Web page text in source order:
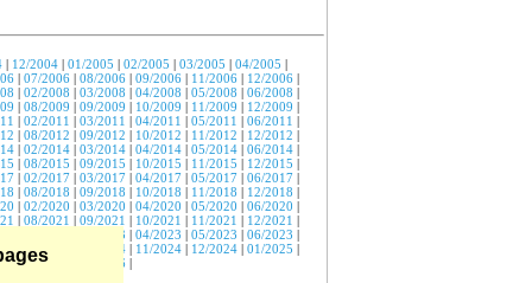
| 12/2004 | 01/2005 | 02/2005 | 03/2005 | 04/2005 |
| 07/2006 | 08/2006 | 09/2006 | 11/2006 | 12/2006 |
| 02/2008 | 03/2008 | 04/2008 | 05/2008 | 06/2008 |
| 08/2009 | 09/2009 | 10/2009 | 11/2009 | 12/2009 |
| 02/2011 | 03/2011 | 04/2011 | 05/2011 | 06/2011 |
| 08/2012 | 09/2012 | 10/2012 | 11/2012 | 12/2012 |
| 02/2014 | 03/2014 | 04/2014 | 05/2014 | 06/2014 |
| 08/2015 | 09/2015 | 10/2015 | 11/2015 | 12/2015 |
| 02/2017 | 03/2017 | 04/2017 | 05/2017 | 06/2017 |
| 08/2018 | 09/2018 | 10/2018 | 11/2018 | 12/2018 |
| 02/2020 | 03/2020 | 04/2020 | 05/2020 | 06/2020 |
| 08/2021 | 09/2021 | 10/2021 | 11/2021 | 12/2021 |
03/2023 | 04/2023 | 05/2023 | 06/2023 |
|09/2024 10/2024 | 11/2024 | 12/2024 | 01/2025 |
|05/2026 07/2026 |